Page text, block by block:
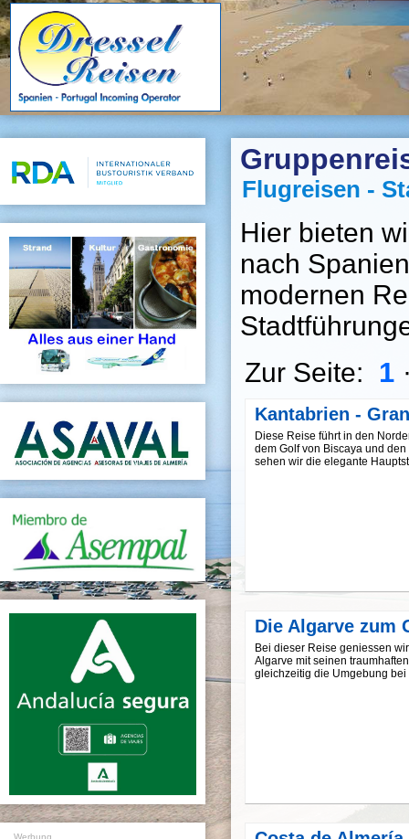
Werbung
Flugreisen -
Hier bieten
nach
modernen
Zur Seite:
1
Kantabrien -
Diese Reise führt in den
dem Golf von Biscaya und
sehen wir die elegante
Die Algarve zum
Bei dieser Reise geniessen
Algarve mit seinen
gleichzeitig die Umgebung bei